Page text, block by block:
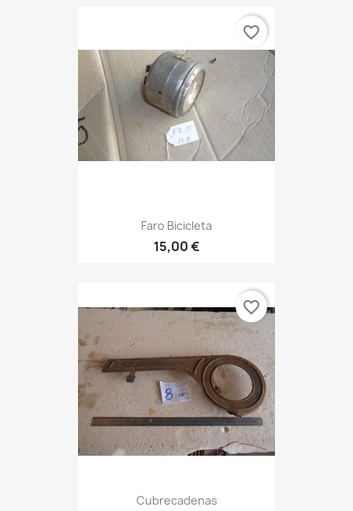
Faro Bicicleta
15,00 €
favorite_border
Cubrecadenas
favorite_border